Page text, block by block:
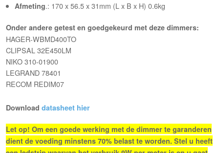
Afmeting.: 170 x 56.5 x 31mm (L x B x H) 0.6kg
Onder andere getest en goedgekeurd met deze dimmers:
HAGER-WBMD400TO
CLIPSAL 32E450LM
NIKO 310-01900
LEGRAND 78401
RECOM REDIM07
Downloaddatasheet hier
Let op! Om een goede werking met de dimmer te garanderen
dient de voeding minstens 70% belast te worden. Stel u heeft